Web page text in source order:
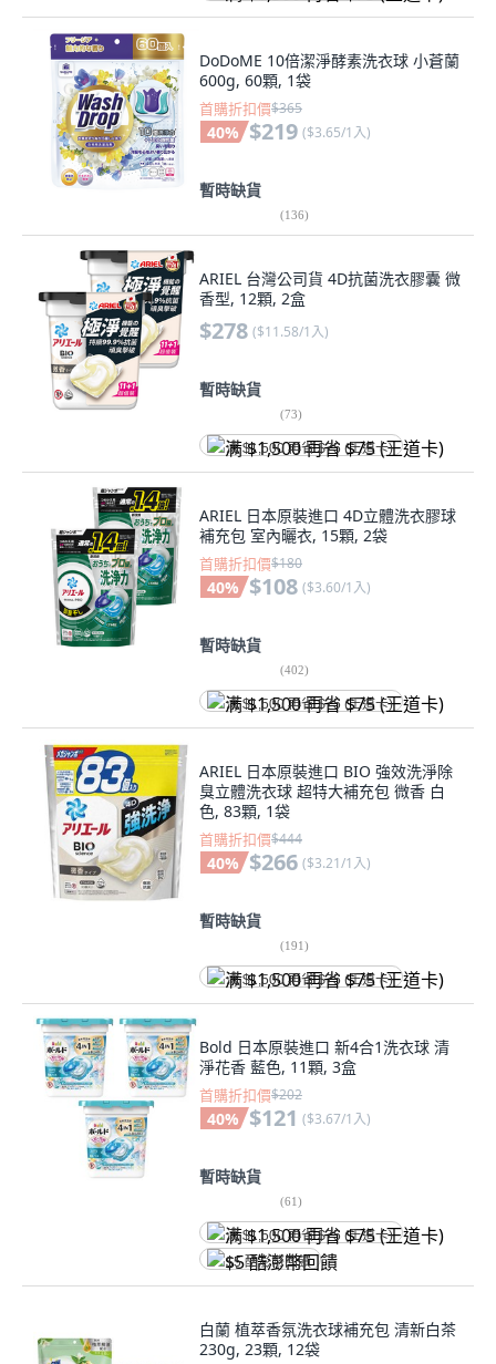
DoDoME 10倍潔淨酵素洗衣球 小蒼蘭
600g, 60顆, 1袋
首購折扣價$365
40% $219 ($3.65/1入)
暫時缺貨
(136)
ARIEL 台灣公司貨 4D抗菌洗衣膠囊 微
香型, 12顆, 2盒
$278 ($11.58/1入)
暫時缺貨
(73)
满 $1,500 再省 $75 (王道卡)
ARIEL 日本原裝進口 4D立體洗衣膠球
補充包 室內曬衣, 15顆, 2袋
首購折扣價$180
40% $108 ($3.60/1入)
暫時缺貨
(402)
满 $1,500 再省 $75 (王道卡)
ARIEL 日本原裝進口 BIO 強效洗淨除
臭立體洗衣球 超特大補充包 微香 白
色, 83顆, 1袋
首購折扣價$444
40% $266 ($3.21/1入)
暫時缺貨
(191)
满 $1,500 再省 $75 (王道卡)
Bold 日本原裝進口 新4合1洗衣球 清
淨花香 藍色, 11顆, 3盒
首購折扣價$202
40% $121 ($3.67/1入)
暫時缺貨
(61)
满 $1,500 再省 $75 (王道卡)
$5 酷澎幣回饋
白蘭 植萃香氛洗衣球補充包 清新白茶
230g, 23顆, 12袋